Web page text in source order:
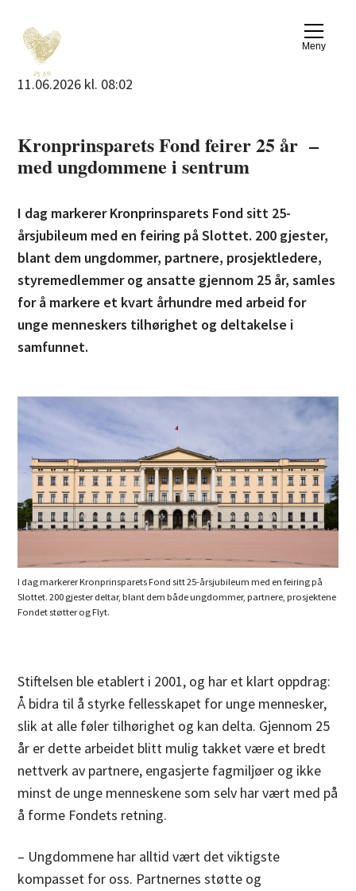
Meny
11.06.2026 kl. 08:02
Kronprinsparets Fond feirer 25 år –
med ungdommene i sentrum
I dag markerer Kronprinsparets Fond sitt 25-
årsjubileum med en feiring på Slottet. 200 gjester,
blant dem ungdommer, partnere, prosjektledere,
styremedlemmer og ansatte gjennom 25 år, samles
for å markere et kvart århundre med arbeid for
unge menneskers tilhørighet og deltakelse i
samfunnet.
I dag markerer Kronprinsparets Fond sitt 25-årsjubileum med en feiring på
Slottet. 200 gjester deltar, blant dem både ungdommer, partnere, prosjektene
Fondet støtter og Flyt.
Stiftelsen ble etablert i 2001, og har et klart oppdrag:
Å bidra til å styrke fellesskapet for unge mennesker,
slik at alle føler tilhørighet og kan delta. Gjennom 25
år er dette arbeidet blitt mulig takket være et bredt
nettverk av partnere, engasjerte fagmiljøer og ikke
minst de unge menneskene som selv har vært med på
å forme Fondets retning.
– Ungdommene har alltid vært det viktigste
kompasset for oss. Partnernes støtte og